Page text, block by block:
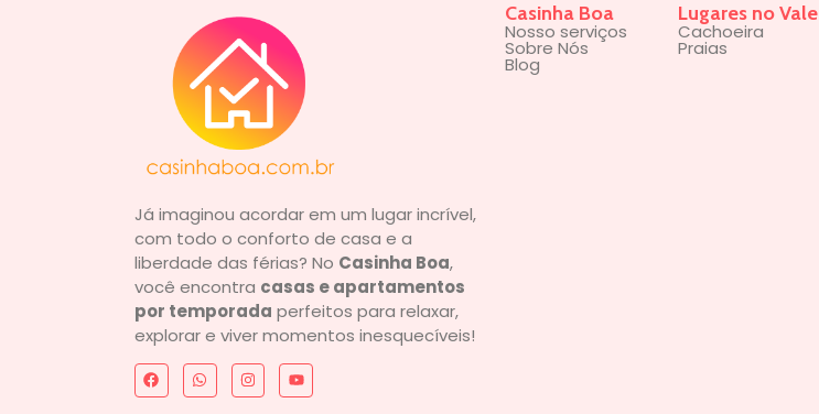
Já imaginou acordar em um lugar incrível,
com todo o conforto de casa e a
liberdade das férias? No Casinha Boa,
você encontra casas e apartamentos
por temporada perfeitos para relaxar,
explorar e viver momentos inesquecíveis!
Casinha Boa
Nosso serviços
Sobre Nós
Blog
Lugares no Vale
Cachoeira
Praias